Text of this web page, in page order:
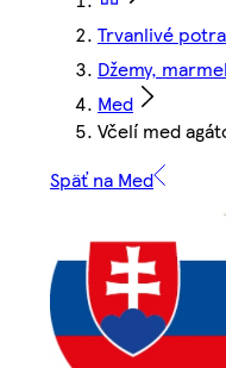
Trvanlivé
Džemy,
Med
Včelí med
Späť na Med